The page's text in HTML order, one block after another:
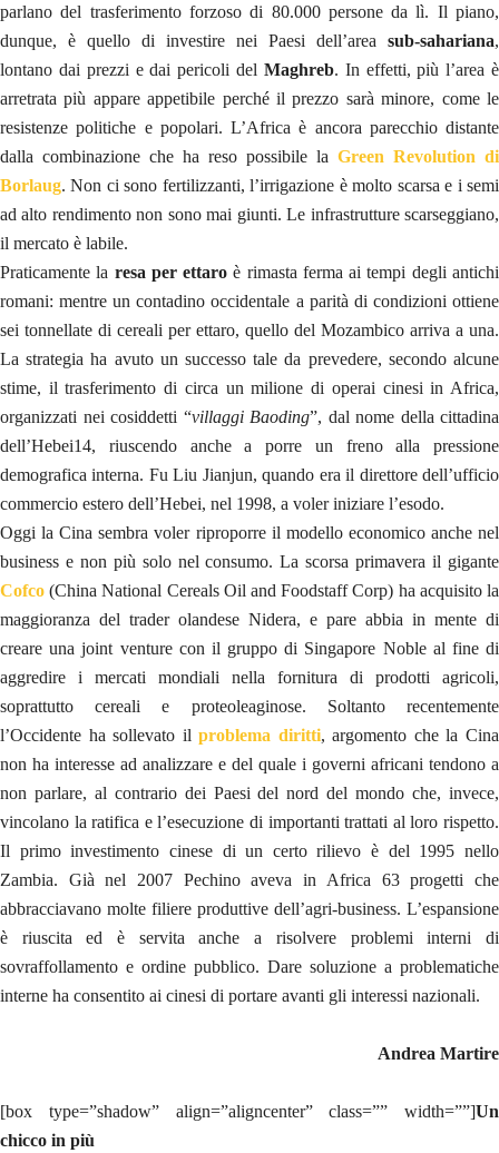
parlano del trasferimento forzoso di 80.000 persone da lì. Il piano,
dunque, è quello di investire nei Paesi dell’area sub-sahariana,
lontano dai prezzi e dai pericoli del Maghreb. In effetti, più l’area è
arretrata più appare appetibile perché il prezzo sarà minore, come le
resistenze politiche e popolari. L’Africa è ancora parecchio distante
dalla combinazione che ha reso possibile la Green Revolution di
Borlaug. Non ci sono fertilizzanti, l’irrigazione è molto scarsa e i semi
ad alto rendimento non sono mai giunti. Le infrastrutture scarseggiano,
il mercato è labile.
Praticamente la resa per ettaro è rimasta ferma ai tempi degli antichi
romani: mentre un contadino occidentale a parità di condizioni ottiene
sei tonnellate di cereali per ettaro, quello del Mozambico arriva a una.
La strategia ha avuto un successo tale da prevedere, secondo alcune
stime, il trasferimento di circa un milione di operai cinesi in Africa,
organizzati nei cosiddetti “villaggi Baoding”, dal nome della cittadina
dell’Hebei14, riuscendo anche a porre un freno alla pressione
demografica interna. Fu Liu Jianjun, quando era il direttore dell’ufficio
commercio estero dell’Hebei, nel 1998, a voler iniziare l’esodo.
Oggi la Cina sembra voler riproporre il modello economico anche nel
business e non più solo nel consumo. La scorsa primavera il gigante
Cofco (China National Cereals Oil and Foodstaff Corp) ha acquisito la
maggioranza del trader olandese Nidera, e pare abbia in mente di
creare una joint venture con il gruppo di Singapore Noble al fine di
aggredire i mercati mondiali nella fornitura di prodotti agricoli,
soprattutto cereali e proteoleaginose. Soltanto recentemente
l’Occidente ha sollevato ilproblema diritti, argomento che la Cina
non ha interesse ad analizzare e del quale i governi africani tendono a
non parlare, al contrario dei Paesi del nord del mondo che, invece,
vincolano la ratifica e l’esecuzione di importanti trattati al loro rispetto.
Il primo investimento cinese di un certo rilievo è del 1995 nello
Zambia. Già nel 2007 Pechino aveva in Africa 63 progetti che
abbracciavano molte filiere produttive dell’agri-business. L’espansione
è riuscita ed è servita anche a risolvere problemi interni di
sovraffollamento e ordine pubblico. Dare soluzione a problematiche
interne ha consentito ai cinesi di portare avanti gli interessi nazionali.
Andrea Martire
[box type=”shadow” align=”aligncenter” class=”” width=””]Un
chicco in più